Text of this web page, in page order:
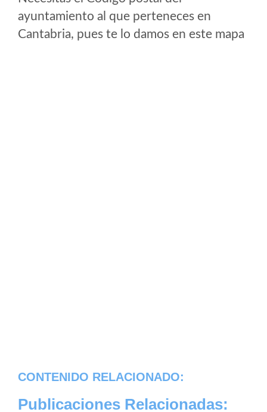
ayuntamiento al que perteneces en
Cantabria, pues te lo damos en este mapa
CONTENIDO RELACIONADO:
Publicaciones Relacionadas: